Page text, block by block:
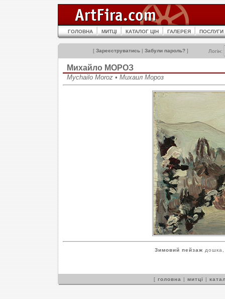
ГОЛОВНА МИТЦІ КАТАЛОГ ЦІН ГАЛЕРЕЯ ПОСЛУГИ
[ Зареєструватись | Забули пароль? ] Логін:
Михайло МОРОЗ
Mychailo Moroz • Михаил Мороз
Зимовий пейзаж
[ головна | митці |